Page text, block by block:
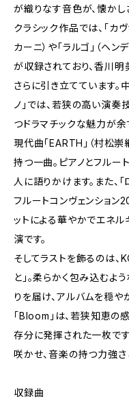
が織りなす音色が、懐かし
クラシック作品では、「カ
カーニ）や「ラルゴ」（ヘン
が収録されており、香川
さらに引き立てています。
ノ」では、若狭の高い演
つドラマチックな魅力が余
現代曲「EARTH」（村松
持つ一曲。ピアノとフルー
人に語りかけます。また、
フルートコンヴェンショ
ットによる華やかでエネル
演です。
そしてラストを飾るのは、
と」。柔らかく包み込むよ
りを届け、アルバムを穏や
「Bloom」は、若狭知恵の
存分に発揮された一枚で
咲かせ、音楽の持つ力強さ
収録曲